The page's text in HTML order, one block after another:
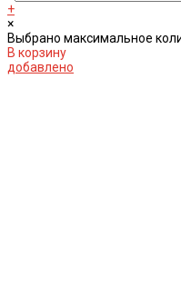
+
×
Выбрано максимальное
В корзину
добавлено